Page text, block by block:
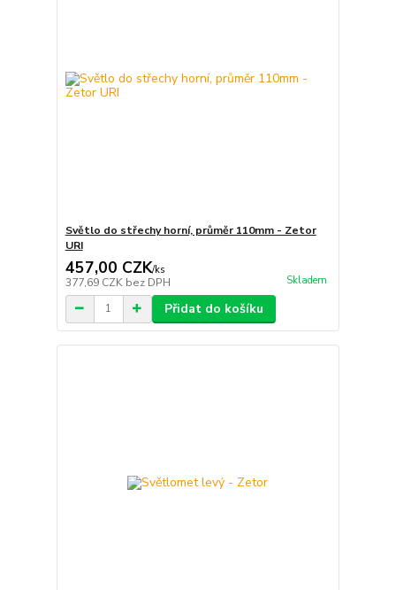
Světlo do střechy horní, průměr 110mm - Zetor
URI
457,00 CZK/ks
377,69 CZK bez DPH Skladem
Přidat do košíku